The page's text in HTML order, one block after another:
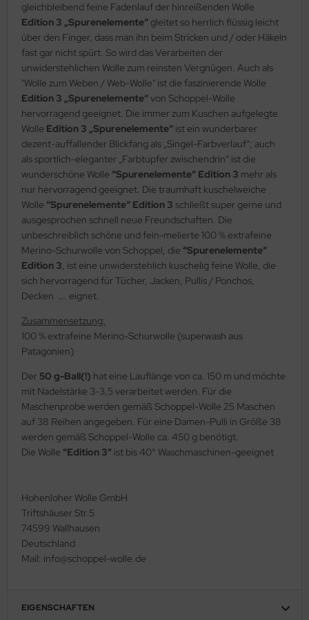
gleichbleibend feine Fadenlauf der hinreißenden Wolle
Edition 3 „Spurenelemente“ gleitet so herrlich flüssig leicht
über den Finger, dass man ihn beim Stricken und / oder Häkeln
fast gar nicht spürt. So wird das Verarbeiten der
unwiderstehlichen Wolle zum reinsten Vergnügen. Auch als
"Wolle zum Weben / Web-Wolle" ist die faszinierende Wolle
Edition 3 „Spurenelemente“von Schoppel-Wolle
hervorragend geeignet. Die immer zum Kuschen aufgelegte
Wolle Edition 3 „Spurenelemente“ ist ein wunderbarer
dezent-auffallender Blickfang als „Singel-Farbverlauf“; auch
als sportlich-eleganter „Farbtupfer zwischendrin“ ist die
wunderschöne Wolle “Spurenelemente“ Edition 3 mehr als
nur hervorragend geeignet. Die traumhaft kuschelweiche
Wolle “Spurenelemente“ Edition 3 schließt super gerne und
ausgesprochen schnell neue Freundschaften. Die
unbeschreiblich schöne und fein-melierte 100 % extrafeine
Merino-Schurwolle von Schoppel, die “Spurenelemente“
Edition 3, ist eine unwiderstehlich kuschelig feine Wolle, die
sich hervorragend für Tücher, Jacken, Pullis / Ponchos,
Decken …. eignet.
Zusammensetzung:
100 % extrafeine Merino-Schurwolle (superwash aus
Patagonien)
Der 50 g-Ball(!) hat eine Lauflänge von ca. 150 m und möchte
mit Nadelstärke 3-3,5 verarbeitet werden. Für die
Maschenprobe werden gemäß Schoppel-Wolle 25 Maschen
auf 38 Reihen angegeben. Für eine Damen-Pulli in Größe 38
werden gemäß Schoppel-Wolle ca. 450 g benötigt.
Die Wolle "Edition 3" ist bis 40° Waschmaschinen-geeignet
Hohenloher Wolle GmbH
Triftshäuser Str.5
74599 Wallhausen
Deutschland
Mail: info@schoppel-wolle.de
EIGENSCHAFTEN